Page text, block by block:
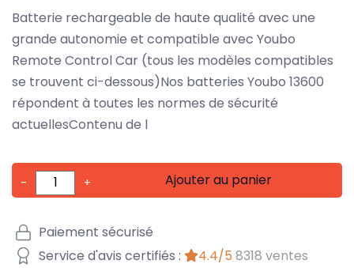
Batterie rechargeable de haute qualité avec une
grande autonomie et compatible avec Youbo
Remote Control Car (tous les modèles compatibles
se trouvent ci-dessous)Nos batteries Youbo 13600
répondent à toutes les normes de sécurité
actuellesContenu de l
- + Ajouter au panier
Paiement sécurisé
Service d'avis certifiés :
4.4/5 8318 ventes